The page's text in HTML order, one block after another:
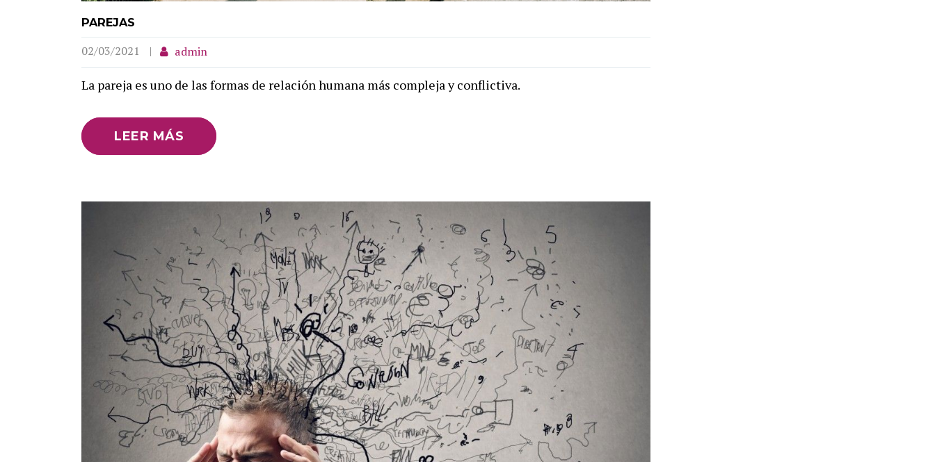
PAREJAS
02/03/2021 admin
La pareja es uno de las formas de relación humana más compleja y conflictiva.
LEER MÁS